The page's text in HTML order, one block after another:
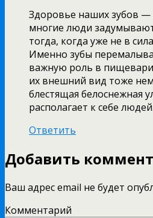
Здоровье наших зубов —
многие люди
тогда, когда уже не в
Именно зубы
важную роль в
их внешний вид тоже
блестящая белоснежная
располагает к себе людей.
Ответить
Добавить
Ваш адрес email не будет
Комментарий